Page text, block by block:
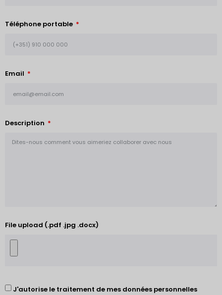
Téléphone portable
Email
Description
File upload (.pdf .jpg .docx)
J'autorise le traitement de mes données personnelles